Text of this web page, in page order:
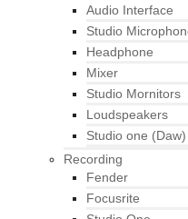
Audio Interface
Studio
Headphone
Mixer
Studio Mornitors
Loudspeakers
Studio one (Daw)
Recording
Fender
Focusrite